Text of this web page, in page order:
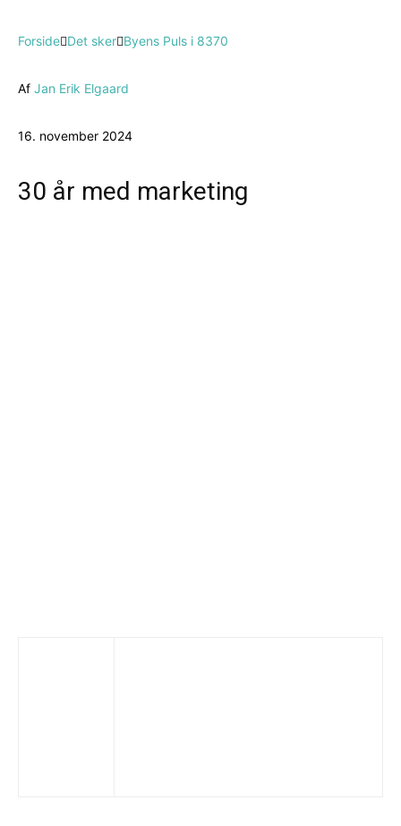
Forside Det sker Byens Puls i 8370
Af Jan Erik Elgaard
16. november 2024
30 år med marketing